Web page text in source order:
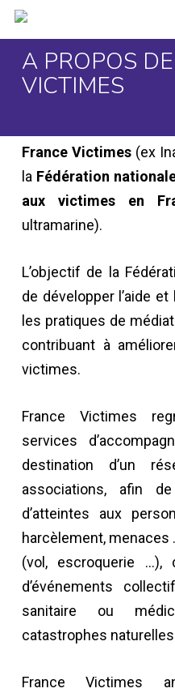
Skip
to
main
content
A PROPOS
VICTIMES
France Victimes(ex
la Fédération
aux victimes en
ultramarine).
L’objectif de la
de développer l’aide
les pratiques de
contribuant à
victimes.
France Victimes
services
destination d’un
associations, afin
d’atteintes aux
harcèlement, menaces
(vol, escroquerie …),
d’événements
sanitaire ou
catastrophes
France Victimes